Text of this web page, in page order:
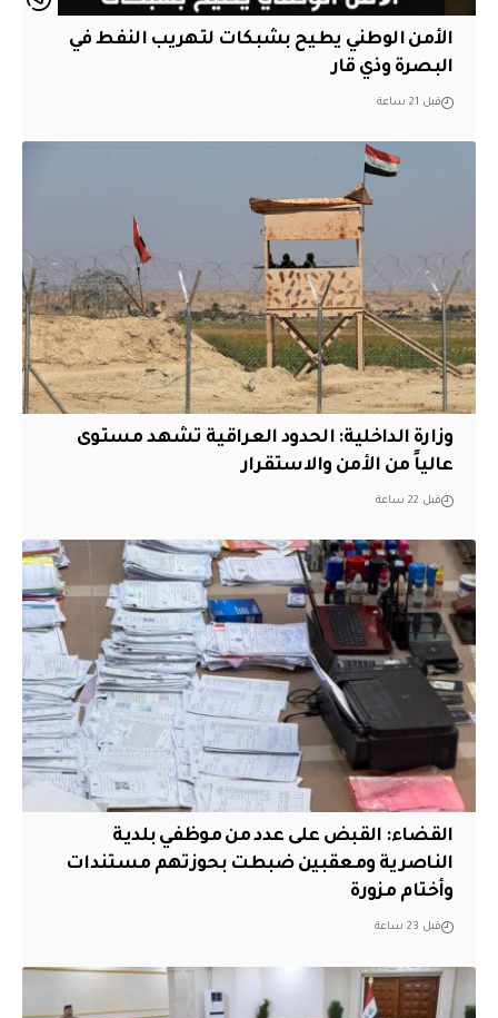
الأمن الوطني يطيح بشبكات لتهريب النفط في
البصرة وذي قار
قبل 21 ساعة
وزارة الداخلية: الحدود العراقية تشهد مستوى
عالياً من الأمن والاستقرار
قبل 22 ساعة
القضاء: القبض على عدد من موظفي بلدية
الناصرية ومعقبين ضبطت بحوزتهم مستندات
وأختام مزورة
قبل 23 ساعة